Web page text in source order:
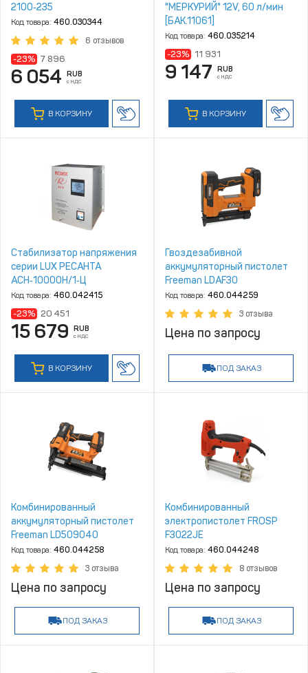
2100‑235
Код товара: 460.030344
6 отзывов
-23% 7 896
6 054 RUB
с НДС
В КОРЗИНУ
"МЕРКУРИЙ" 12V, 60 л/мин
[БАК.11061]
Код товара: 460.035214
-23% 11 931
9 147 RUB
с НДС
В КОРЗИНУ
Стабилизатор напряжения
серии LUX РЕСАНТА
АСН‑10000Н/1‑Ц
Код товара: 460.042415
-23% 20 451
15 679 RUB
с НДС
В КОРЗИНУ
Гвоздезабивной
аккумуляторный пистолет
Freeman LDAF30
Код товара: 460.044259
3 отзыва
Цена по запросу
ПОД ЗАКАЗ
Комбинированный
аккумуляторный пистолет
Freeman LD509040
Код товара: 460.044258
3 отзыва
Цена по запросу
ПОД ЗАКАЗ
Комбинированный
электропистолет FROSP
F3022JE
Код товара: 460.044248
8 отзывов
Цена по запросу
ПОД ЗАКАЗ